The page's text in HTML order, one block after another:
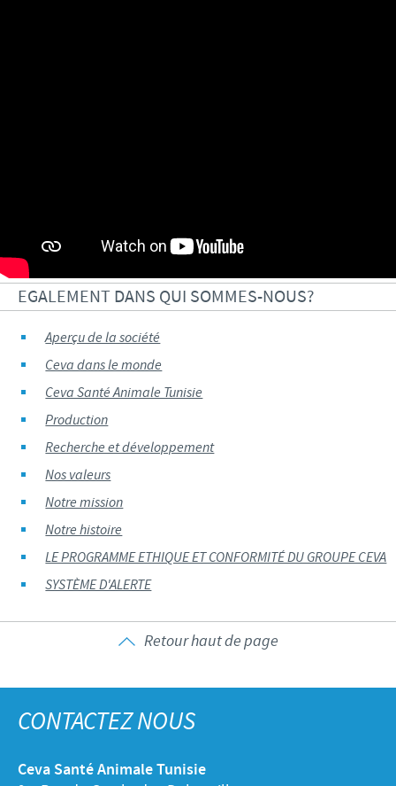
EGALEMENT DANS QUI SOMMES-NOUS?
Aperçu de la société
Ceva dans le monde
Ceva Santé Animale Tunisie
Production
Recherche et développement
Nos valeurs
Notre mission
Notre histoire
LE PROGRAMME ETHIQUE ET CONFORMITÉ DU GROUPE CEVA
SYSTÈME D'ALERTE
Retour haut de page
CONTACTEZ NOUS
Ceva Santé Animale Tunisie